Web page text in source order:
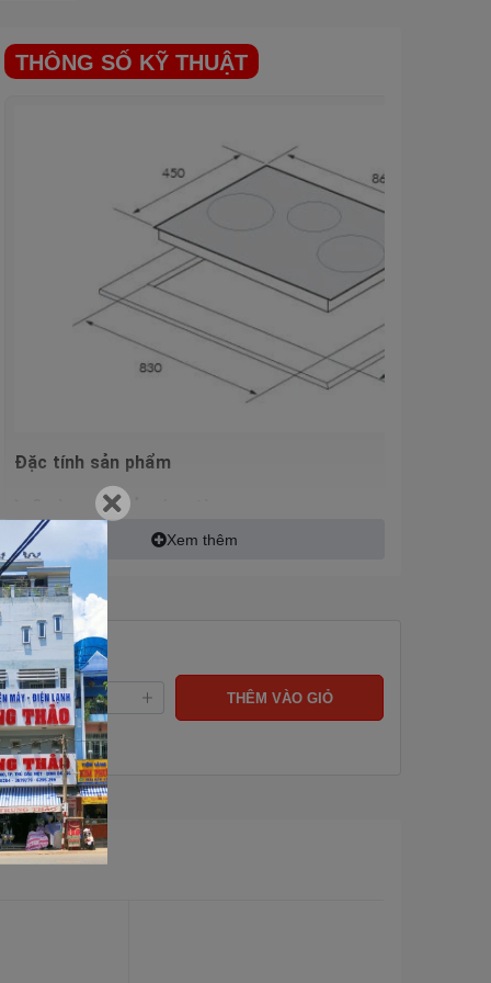
THÔNG SỐ KỸ THUẬT
Đặc tính sản phẩm
▶️ 3 vùng nấu cảm ứng từ
▶️ Mặt kính
EUROKERA sản xuất tại Pháp, vát 4 cạnh, bo
kim nhôm.
▶️ Công nghệ biến tần
nấu và giữ nhiệt liên tục ở mức thấp nhất không tắt mở.
30% điện năng.
▶️ Công nghệ
EcoGreengiúp bếp hoạt động êm ái và giảm
nhiễm từ.
▶️ Chức năng
"Booster"2 vùng nấu riêng biệtMax 2500W.
▶️ Điều khiển
▶️ Tốc độ tăng nhiệt nhanh gấp 2 lần so với bếp truyền
▶️ Nấu thức ăn với độ chính xác cao phản ứng tức thì với
nhiệt mong muốn.
▶️ Tự động phát hiện vùng nấu và vùng nấu chỉ nóng lên khi
Xem thêm
THÊM VÀO GIỎ